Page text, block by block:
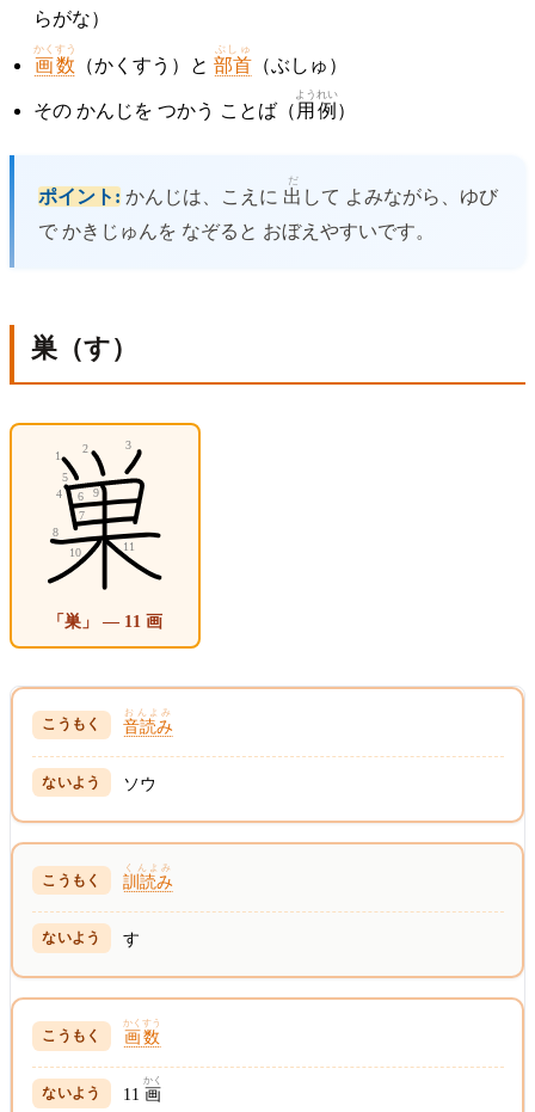
らがな）
画数
かくすう
（かくすう）と 部首
ぶしゅ
（ぶしゅ）
その かんじを つかう ことば（ 用例
ようれい
）
ポイント: かんじは、こえに 出
だ
して よみながら、ゆび
で かきじゅんを なぞると おぼえやすいです。
巣（す）
「巣」 — 11 画
音読み
おんよみ
ソウ
訓読み
くんよみ
す
画数
かくすう
11 画
かく